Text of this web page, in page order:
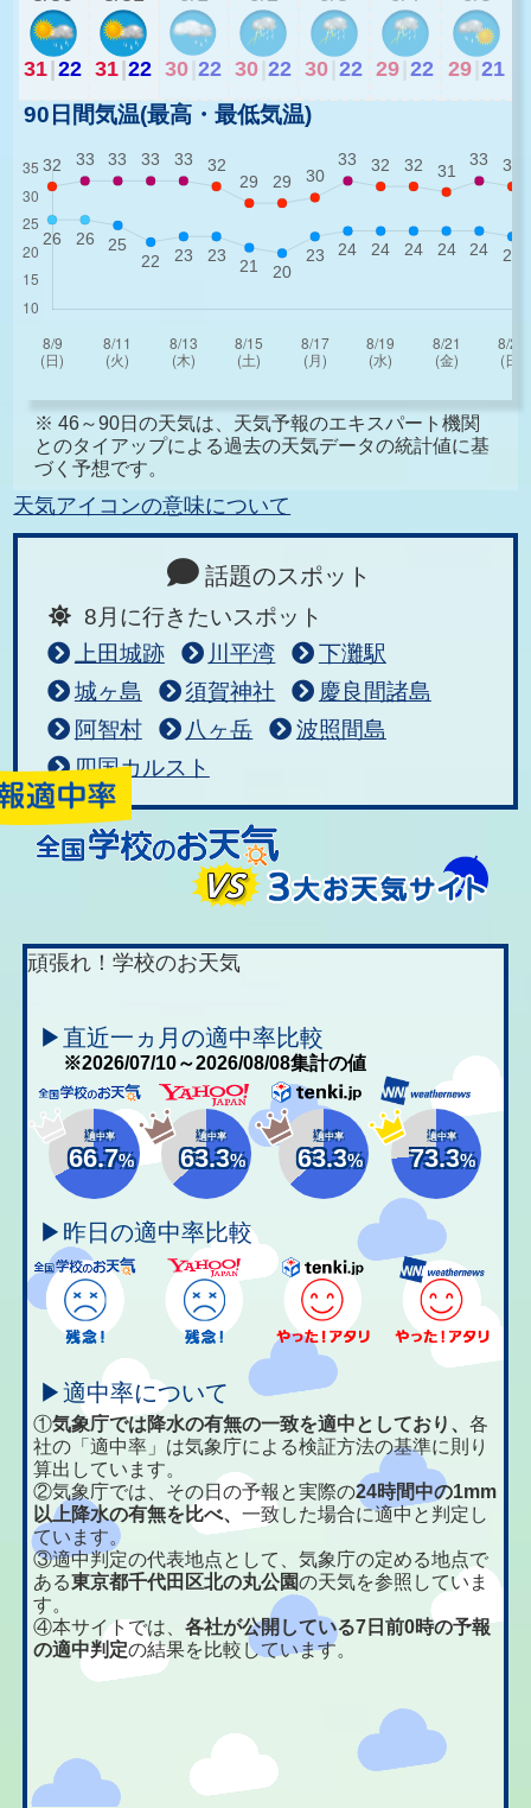
31|22 31|22 30 22 30 22 30 22 29 22 29 21
90日間気温(最高・最低気温)
※ 46～90日の天気は、天気予報のエキスパート機関
とのタイアップによる過去の天気データの統計値に基
づく予想です。
天気アイコンの意味について
話題のスポット
8月に行きたいスポット
上田城跡
川平湾
下灘駅
城ヶ島
須賀神社
慶良間諸島
阿智村
八ヶ岳
波照間島
四国カルスト
頑張れ！学校のお天気
▶直近一ヵ月の適中率比較
※2026/07/10～2026/08/08集計の値
適中率
66.7%
適中率
63.3%
適中率
63.3%
適中率
73.3%
▶昨日の適中率比較
▶適中率について
①気象庁では降水の有無の一致を適中としており、各
社の「適中率」は気象庁による検証方法の基準に則り
算出しています。
②気象庁では、その日の予報と実際の24時間中の1mm
以上降水の有無を比べ、一致した場合に適中と判定し
ています。
③適中判定の代表地点として、気象庁の定める地点で
ある東京都千代田区北の丸公園の天気を参照していま
す。
④本サイトでは、各社が公開している7日前0時の予報
の適中判定の結果を比較しています。